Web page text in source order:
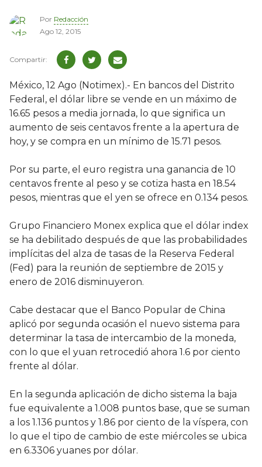
Por Redacción
Ago 12, 2015
México, 12 Ago (Notimex).- En bancos del Distrito
Federal, el dólar libre se vende en un máximo de
16.65 pesos a media jornada, lo que significa un
aumento de seis centavos frente a la apertura de
hoy, y se compra en un mínimo de 15.71 pesos.
Por su parte, el euro registra una ganancia de 10
centavos frente al peso y se cotiza hasta en 18.54
pesos, mientras que el yen se ofrece en 0.134 pesos.
Grupo Financiero Monex explica que el dólar index
se ha debilitado después de que las probabilidades
implícitas del alza de tasas de la Reserva Federal
(Fed) para la reunión de septiembre de 2015 y
enero de 2016 disminuyeron.
Cabe destacar que el Banco Popular de China
aplicó por segunda ocasión el nuevo sistema para
determinar la tasa de intercambio de la moneda,
con lo que el yuan retrocedió ahora 1.6 por ciento
frente al dólar.
En la segunda aplicación de dicho sistema la baja
fue equivalente a 1.008 puntos base, que se suman
a los 1.136 puntos y 1.86 por ciento de la víspera, con
lo que el tipo de cambio de este miércoles se ubica
en 6.3306 yuanes por dólar.